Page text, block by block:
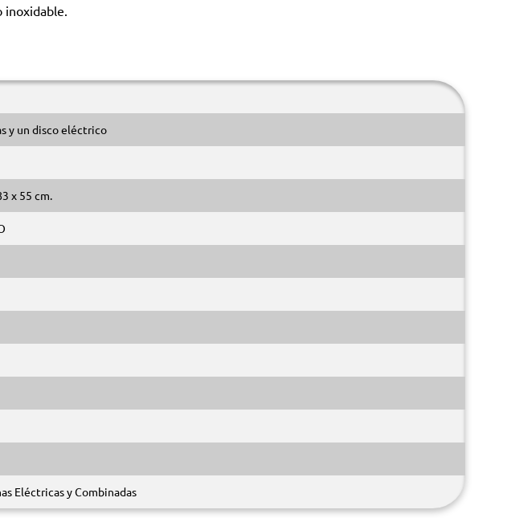
inoxidable.
y un disco eléctrico
x 55 cm.
Eléctricas y Combinadas